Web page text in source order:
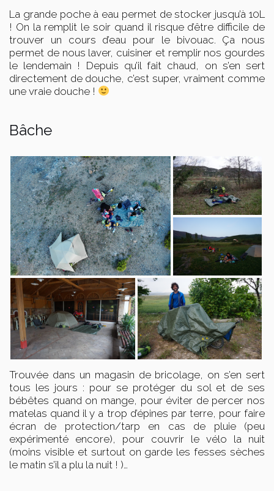
La grande poche à eau permet de stocker jusqu’à 10L
! On la remplit le soir quand il risque d’être difficile de
trouver un cours d’eau pour le bivouac. Ça nous
permet de nous laver, cuisiner et remplir nos gourdes
le lendemain ! Depuis qu’il fait chaud, on s’en sert
directement de douche, c’est super, vraiment comme
une vraie douche !
Bâche
Trouvée dans un magasin de bricolage, on s’en sert
tous les jours : pour se protéger du sol et de ses
bébêtes quand on mange, pour éviter de percer nos
matelas quand il y a trop d’épines par terre, pour faire
écran de protection/tarp en cas de pluie (peu
expérimenté encore), pour couvrir le vélo la nuit
(moins visible et surtout on garde les fesses sèches
le matin s’il a plu la nuit ! )…